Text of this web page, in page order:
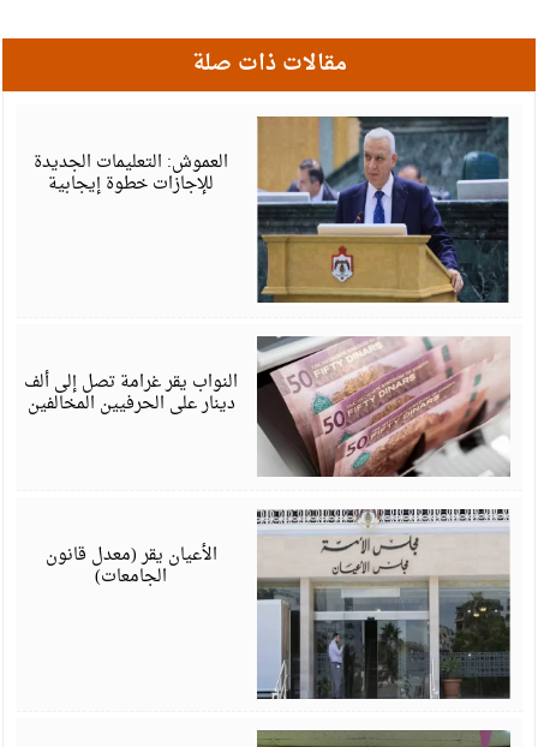
مقالات ذات صلة
العموش: التعليمات الجديدة
للإجازات خطوة إيجابية
النواب يقر غرامة تصل إلى ألف
دينار على الحرفيين المخالفين
الأعيان يقر (معدل قانون
الجامعات)